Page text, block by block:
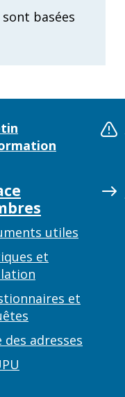
basées
utiles
et
et
des adresses